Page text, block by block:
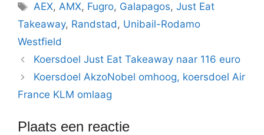
Tags
AEX,AMX, Fugro, Galapagos,Just Eat
Takeaway, Randstad, Unibail-Rodamo
Westfield
Koersdoel Just Eat Takeaway naar 116 euro
Koersdoel AkzoNobel omhoog, koersdoel Air
France KLM omlaag
Plaats een reactie